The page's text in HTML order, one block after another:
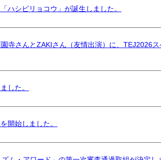
ハシビリョコウ」が誕生しました。
寺さんとZAKIさん（友情出演）に、TEJ2026
した。
開始しました。